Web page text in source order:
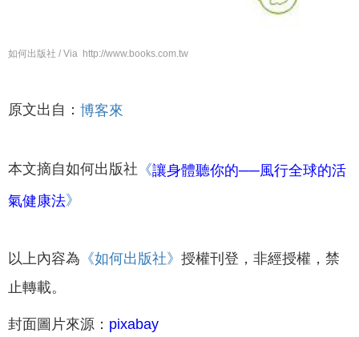
如何出版社 / Via http://www.books.com.tw
原文出自： 博客來
本文摘自如何出版社 《讓身體聽你的──風行全球的活
氣健康法》
以上內容為 《如何出版社》 授權刊登，非經授權，禁
止轉載。
封面圖片來源： pixabay